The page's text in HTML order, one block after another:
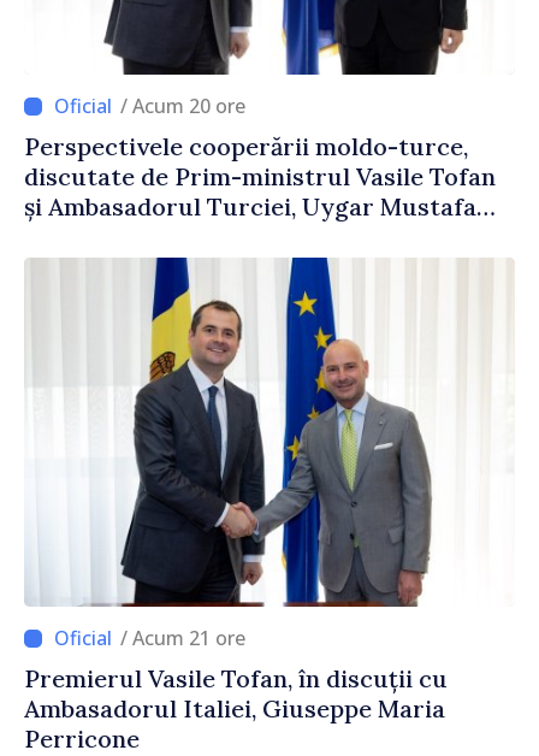
/ Acum 20 ore
Perspectivele cooperării moldo-turce,
discutate de Prim-ministrul Vasile Tofan
și Ambasadorul Turciei, Uygar Mustafa
/ Acum 21 ore
Premierul Vasile Tofan, în discuții cu
Ambasadorul Italiei, Giuseppe Maria
Perricone